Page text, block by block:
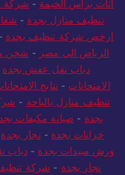
أثاث برأس الخيمة - شركة
تنظيف منازل بجدة -
ارخص شركة تنظيف بجدة -
الرياض الي مصر - شحن
دباب نقل عفش بجدة
الامتحانات - نتايج
تنظيف منازل بالباحة -
بجدة - صيانة مكيفات
خزانات بجدة - نجار بجدة
ورش مبيدات بجدة -دباب
نجار بجدة - شركة